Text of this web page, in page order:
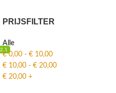
PRIJSFILTER
Alle
€0,00 - € 10,00
€ 10,00 - € 20,00
€ 20,00 +